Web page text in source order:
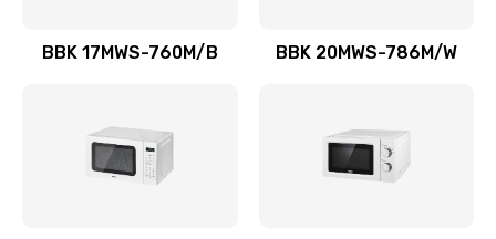
BBK 17MWS-760M/B BBK 20MWS-786M/W